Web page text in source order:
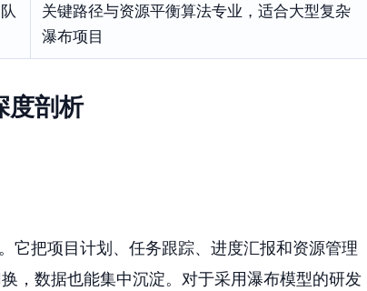
关键路径与资源平衡算法专业，适合大型复杂
瀑布项目
度剖析
它把项目计划、任务跟踪、进度汇报和资源管理
，数据也能集中沉淀。对于采用瀑布模型的研发